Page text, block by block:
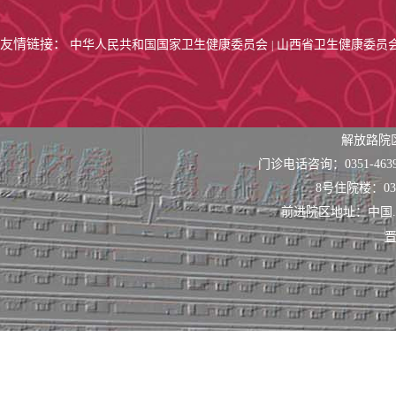
友情链接：中华人民共和国国家卫生健康委员会 山西省卫生健康委员
解放路
门诊电话咨询：0351-
8号住院楼：
前进院区地址：中